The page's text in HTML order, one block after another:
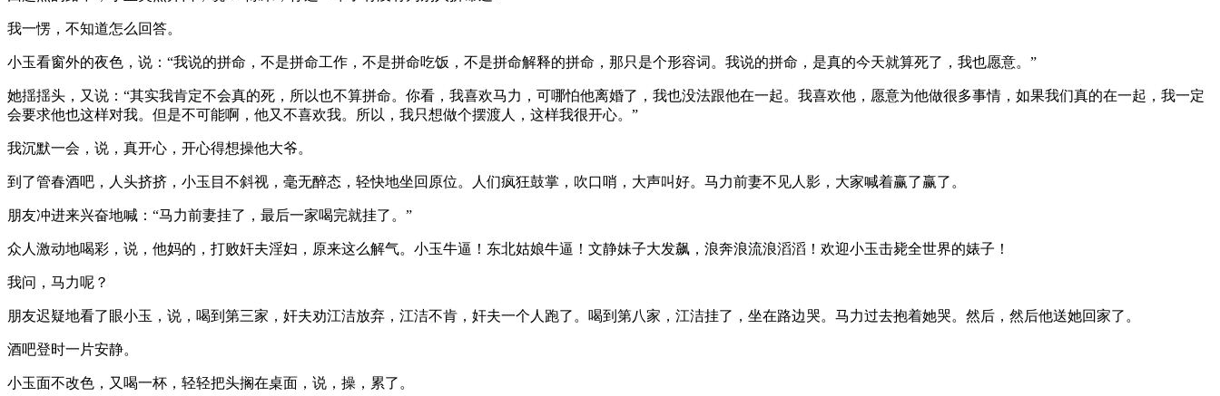
我一愣，不知道怎么回答。
小玉看窗外的夜色，说：“我说的拼命，不是拼命工作，不是拼命吃饭，不是拼命解释的拼命，那只是个形容词。我说的拼命，是真的今天就算死了，我也愿意。”
她揺揺头，又说：“其实我肯定不会真的死，所以也不算拼命。你看，我喜欢马力，可哪怕他离婚了，我也没法跟他在一起。我喜欢他，愿意为他做很多事情，如果我们真的在一起，我一定
会要求他也这样对我。但是不可能啊，他又不喜欢我。所以，我只想做个摆渡人，这样我很开心。”
我沉默一会，说，真开心，开心得想操他大爷。
到了管春酒吧，人头挤挤，小玉目不斜视，毫无醉态，轻快地坐回原位。人们疯狂鼓掌，吹口哨，大声叫好。马力前妻不见人影，大家喊着赢了赢了。
朋友冲进来兴奋地喊：“马力前妻挂了，最后一家喝完就挂了。”
众人激动地喝彩，说，他妈的，打败奸夫淫妇，原来这么解气。小玉牛逼！东北姑娘牛逼！文静妹子大发飙，浪奔浪流浪滔滔！欢迎小玉击毙全世界的婊子！
我问，马力呢？
朋友迟疑地看了眼小玉，说，喝到第三家，奸夫劝江洁放弃，江洁不肯，奸夫一个人跑了。喝到第八家，江洁挂了，坐在路边哭。马力过去抱着她哭。然后，然后他送她回家了。
酒吧登时一片安静。
小玉面不改色，又喝一杯，轻轻把头搁在桌面，说，操，累了。